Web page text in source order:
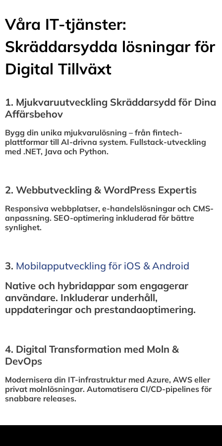
Våra IT-tjänster:
Skräddarsydda lösningar för
Digital Tillväxt
1.⁠ ⁠Mjukvaruutveckling Skräddarsydd för Dina
Affärsbehov
Bygg din unika mjukvarulösning – från fintech-
plattformar till AI-drivna system. Fullstack-utveckling
med .NET, Java och Python.
2.⁠ ⁠Webbutveckling & WordPress Expertis
Responsiva webbplatser, e-handelslösningar och CMS-
anpassning. SEO-optimering inkluderad för bättre
synlighet.
3.⁠ ⁠Mobilapputveckling för iOS & Android
Native och hybridappar som engagerar
användare. Inkluderar underhåll,
uppdateringar och prestandaoptimering.
4.⁠ ⁠Digital Transformation med Moln &
DevOps
Modernisera din IT-infrastruktur med Azure, AWS eller
privat molnlösningar. Automatisera CI/CD-pipelines för
snabbare releases.